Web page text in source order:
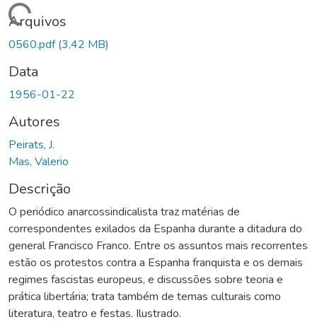
Carregando...
Arquivos
0560.pdf(3,42 MB)
Data
1956-01-22
Autores
Peirats, J.
Mas, Valerio
Descrição
O periódico anarcossindicalista traz matérias de
correspondentes exilados da Espanha durante a ditadura do
general Francisco Franco. Entre os assuntos mais recorrentes
estão os protestos contra a Espanha franquista e os demais
regimes fascistas europeus, e discussões sobre teoria e
prática libertária; trata também de temas culturais como
literatura, teatro e festas. Ilustrado.